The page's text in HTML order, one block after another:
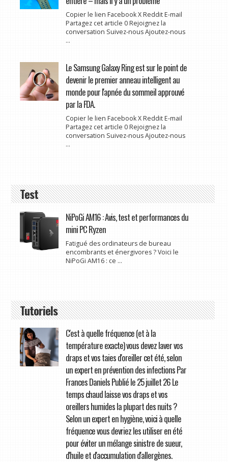
Copier le lien Facebook X Reddit E-mail
Partagez cet article 0 Rejoignez la
conversation Suivez-nous Ajoutez-nous
...
Le Samsung Galaxy Ring est sur le point de
devenir le premier anneau intelligent au
monde pour l'apnée du sommeil approuvé
par la FDA.
Copier le lien Facebook X Reddit E-mail
Partagez cet article 0 Rejoignez la
conversation Suivez-nous Ajoutez-nous
...
Test
NiPoGi AM16 : Avis, test et performances du
mini PC Ryzen
Fatigué des ordinateurs de bureau
encombrants et énergivores ? Voici le
NiPoGi AM16 : ce ...
Tutoriels
C'est à quelle fréquence (et à la
température exacte) vous devez laver vos
draps et vos taies d'oreiller cet été, selon
un expert en prévention des infections Par
Frances Daniels Publié le 25 juillet 26 Le
temps chaud laisse vos draps et vos
oreillers humides la plupart des nuits ?
Selon un expert en hygiène, voici à quelle
fréquence vous devriez les utiliser en été
pour éviter un mélange sinistre de sueur,
d'huile et d'accumulation d'allergènes.